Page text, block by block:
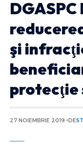
şi
protecţie
27 NOIEMBRIE 2019 DE